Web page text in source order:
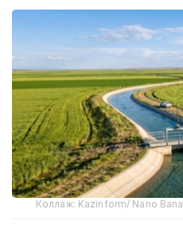
Коллаж: Kazinform/ Nano